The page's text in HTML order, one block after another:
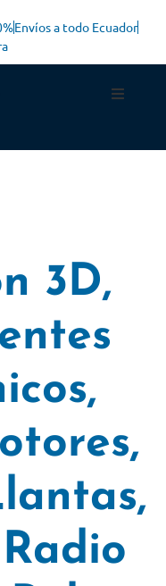
Envíos a todo Ecuador
3D,
,
,
,
Radio